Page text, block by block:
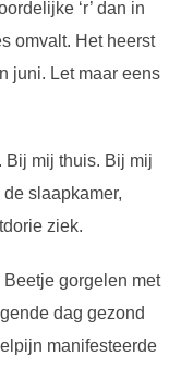
‘r’ dan in
omvalt. Het heerst
juni. Let maar eens
Bij mij thuis. Bij mij
slaapkamer,
ziek.
gorgelen met
dag gezond
manifesteerde